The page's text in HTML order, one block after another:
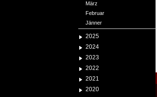
März
Februar
Jänner
2025
2024
2023
2022
2021
2020